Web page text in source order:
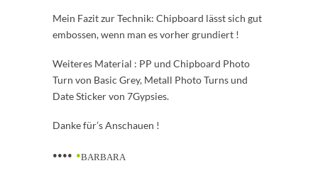
Mein Fazit zur Technik: Chipboard lässt sich gut
embossen, wenn man es vorher grundiert !
Weiteres Material : PP und Chipboard Photo
Turn von Basic Grey, Metall Photo Turns und
Date Sticker von 7Gypsies.
Danke für’s Anschauen !
•••• •BARBARA